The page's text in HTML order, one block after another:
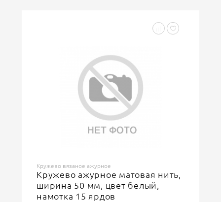
Кружево вязаное ажурное
Кружево ажурное матовая нить,
ширина 50 мм, цвет белый,
намотка 15 ярдов